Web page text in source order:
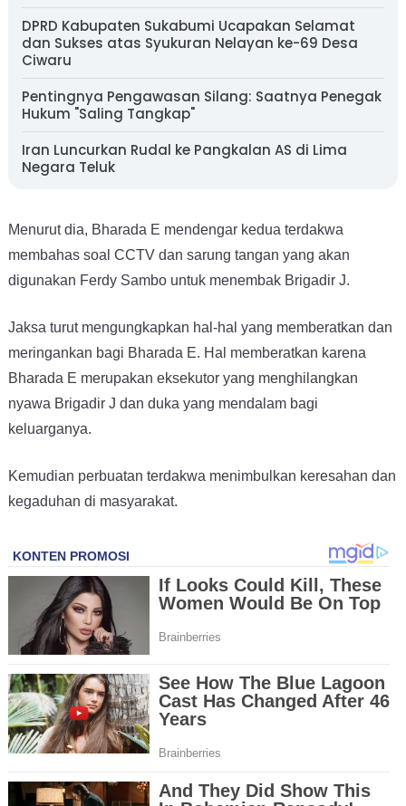
DPRD Kabupaten Sukabumi Ucapakan Selamat
dan Sukses atas Syukuran Nelayan ke-69 Desa
Ciwaru
Pentingnya Pengawasan Silang: Saatnya Penegak
Hukum "Saling Tangkap"
Iran Luncurkan Rudal ke Pangkalan AS di Lima
Negara Teluk
Menurut dia, Bharada E mendengar kedua terdakwa
membahas soal CCTV dan sarung tangan yang akan
digunakan Ferdy Sambo untuk menembak Brigadir J.
Jaksa turut mengungkapkan hal-hal yang memberatkan dan
meringankan bagi Bharada E. Hal memberatkan karena
Bharada E merupakan eksekutor yang menghilangkan
nyawa Brigadir J dan duka yang mendalam bagi
keluarganya.
Kemudian perbuatan terdakwa menimbulkan keresahan dan
kegaduhan di masyarakat.